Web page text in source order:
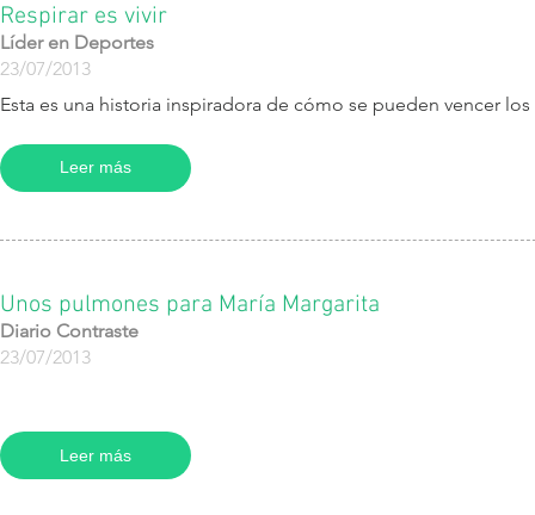
Respirar es vivir
Líder en Deportes
23/07/2013
Esta es una historia inspiradora de cómo se pueden vencer
Leer más
Unos pulmones para María Margarita
Diario Contraste
23/07/2013
Leer más